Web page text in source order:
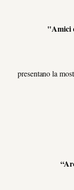
"Amici
presentano la